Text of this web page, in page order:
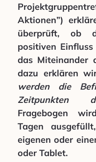
Aktionen”)
überprüft, ob
positiven
das Miteinander
dazu erklären
werden die
Zeitpunkten
Fragebogen
Tagen
eigenen oder
oder Tablet.